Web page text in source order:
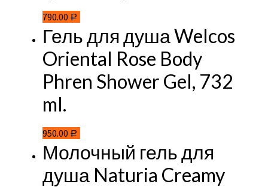
790.00 Р
Гель для душа Welcos
Oriental Rose Body
Phren Shower Gel, 732
ml.
950.00 Р
Молочный гель для
душа Naturia Creamy